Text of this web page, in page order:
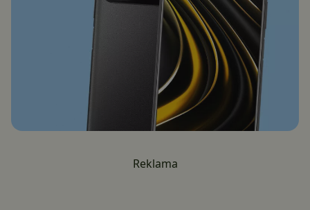
Reklama